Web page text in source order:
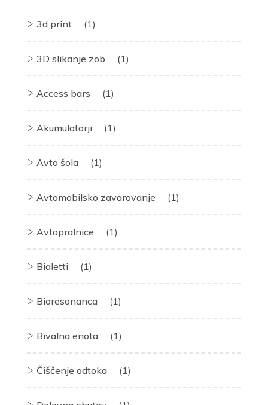
3d print (1)
3D slikanje zob (1)
Access bars (1)
Akumulatorji (1)
Avto šola (1)
Avtomobilsko zavarovanje (1)
Avtopralnice (1)
Bialetti (1)
Bioresonanca (1)
Bivalna enota (1)
Čiščenje odtoka (1)